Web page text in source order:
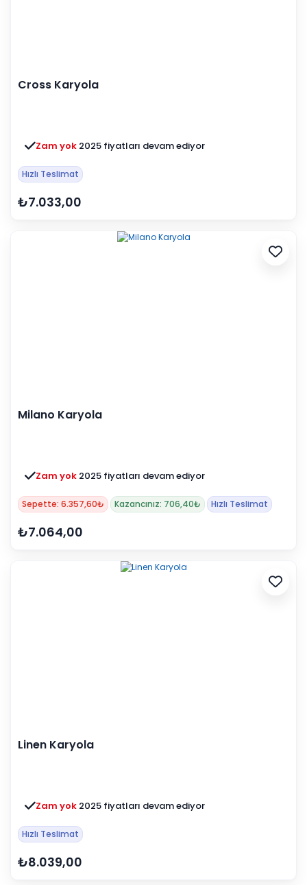
Cross Karyola
Zam yok 2025 fiyatları devam ediyor
Hızlı Teslimat
₺7.033,00
Milano Karyola
Zam yok 2025 fiyatları devam ediyor
Sepette: 6.357,60₺ Kazancınız: 706,40₺ Hızlı Teslimat
₺7.064,00
Linen Karyola
Zam yok 2025 fiyatları devam ediyor
Hızlı Teslimat
₺8.039,00